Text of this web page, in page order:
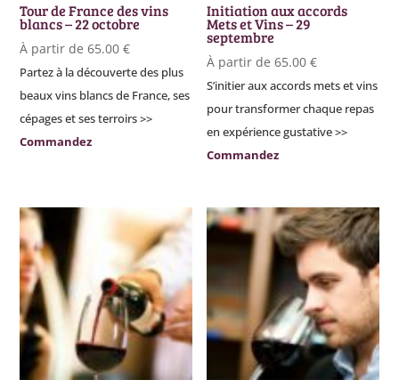
Tour de France des vins
blancs – 22 octobre
À partir de65.00€
Partez à la découverte des plus
beaux vins blancs de France, ses
cépages et ses terroirs >>
Commandez
Initiation aux accords
Mets et Vins – 29
septembre
À partir de65.00€
S’initier aux accords mets et vins
pour transformer chaque repas
en expérience gustative >>
Commandez